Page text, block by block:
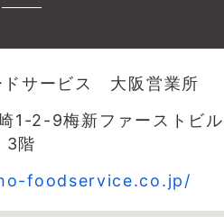
ドサービス 大阪営業所
1-2-9梅新ファーストビル
3階
foodservice.co.jp/